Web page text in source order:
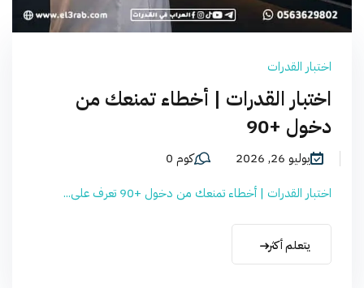
اختبار القدرات
اختبار القدرات | أخطاء تمنعك من
دخول +90
يوليو 26, 2026
كوم 0
اختبار القدرات | أخطاء تمنعك من دخول +90 تعرف على...
يتعلم أكثر